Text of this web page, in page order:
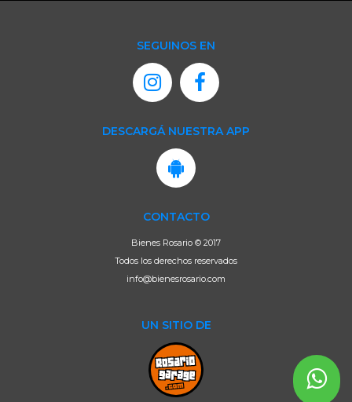
SEGUINOS EN
DESCARGÁ NUESTRA APP
CONTACTO
Bienes Rosario © 2017
Todos los derechos reservados
info@bienesrosario.com
UN SITIO DE